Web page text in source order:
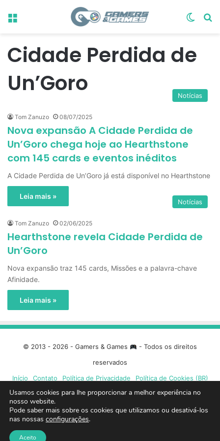
Menu
Cidade Perdida de
Un’Goro
Notícias
Tom Zanuzo 08/07/2025
Nova expansão A Cidade Perdida de
Un’Goro chega hoje ao Hearthstone
com 145 cards e eventos inéditos
A Cidade Perdida de Un’Goro já está disponível no Hearthstone
Leia mais »
Notícias
Tom Zanuzo 02/06/2025
Hearthstone revela Cidade Perdida de
Un’Goro
Nova expansão traz 145 cards, Missões e a palavra-chave
Afinidade.
Leia mais »
© 2013 - 2026 - Gamers & Games
- Todos os direitos
reservados
Início
Contato Política de Privacidade Política de Cookies (BR)
Facebook
X
Usamos cookies para lhe proporcionar a melhor experiência no
nosso website.
Pode saber mais sobre os cookies que utilizamos ou desativá-los
nas nossas configurações.
Aceito